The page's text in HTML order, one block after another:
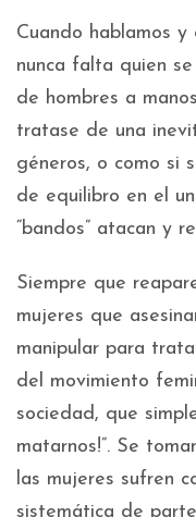
Cuando hablamos y
nunca falta quien
de hombres a
tratase de una
géneros, o como si
de equilibro en el
“bandos” atacan y
Siempre que
mujeres que
manipular para
del movimiento
sociedad, que
matarnos!”. Se
las mujeres sufren
sistemática de